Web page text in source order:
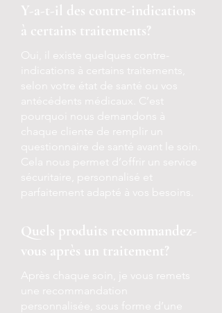
Y-a-t-il des contre-indications
à certains traitements?
Oui, il existe quelques contre-
indications à certains traitements,
selon votre état de santé ou vos
antécédents médicaux. C’est
pourquoi nous demandons à
chaque cliente de remplir un
questionnaire de santé avant le soin.
Cela nous permet d’offrir un service
sécuritaire, personnalisé et
parfaitement adapté à vos besoins.
Quels produits recommandez-
vous après un traitement?
Après chaque soin, je vous remets
une recommandation
personnalisée, sous forme d’une